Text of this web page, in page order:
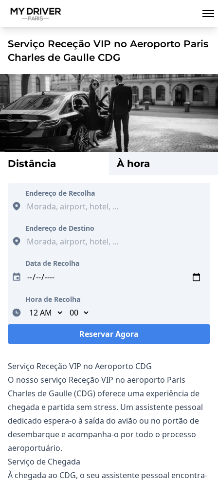
Serviço Receção VIP no Aeroporto Paris
Charles de Gaulle CDG
Distância À hora
Endereço de Recolha
Endereço de Destino
Data de Recolha
Hora de Recolha
Minutes
A carregar...
Reservar Agora
Serviço Receção VIP no Aeroporto CDG
O nosso serviço Receção VIP no aeroporto Paris
Charles de Gaulle (CDG) oferece uma experiência de
chegada e partida sem stress. Um assistente pessoal
dedicado espera-o à saída do avião ou no portão de
desembarque e acompanha-o por todo o processo
aeroportuário.
Serviço de Chegada
À chegada ao CDG, o seu assistente pessoal encontra-